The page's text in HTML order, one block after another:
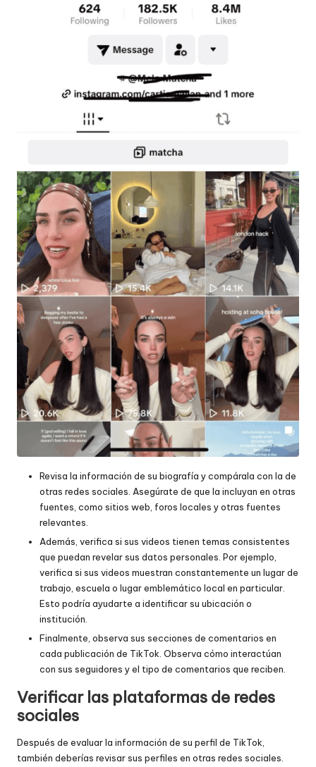
Revisa la información de su biografía y compárala con la de
otras redes sociales. Asegúrate de que la incluyan en otras
fuentes, como sitios web, foros locales y otras fuentes
relevantes.
Además, verifica si sus videos tienen temas consistentes
que puedan revelar sus datos personales. Por ejemplo,
verifica si sus videos muestran constantemente un lugar de
trabajo, escuela o lugar emblemático local en particular.
Esto podría ayudarte a identificar su ubicación o
institución.
Finalmente, observa sus secciones de comentarios en
cada publicación de TikTok. Observa cómo interactúan
con sus seguidores y el tipo de comentarios que reciben.
Verificar las plataformas de redes
sociales
Después de evaluar la información de su perfil de TikTok,
también deberías revisar sus perfiles en otras redes sociales.